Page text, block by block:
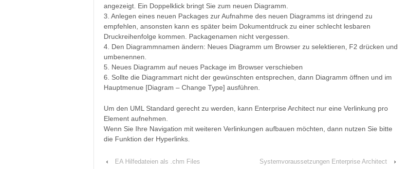
angezeigt. Ein Doppelklick bringt Sie zum neuen Diagramm.
3. Anlegen eines neuen Packages zur Aufnahme des neuen Diagramms ist dringend zu
empfehlen, ansonsten kann es später beim Dokumentdruck zu einer schlecht lesbaren
Druckreihenfolge kommen. Packagenamen nicht vergessen.
4. Den Diagrammnamen ändern: Neues Diagramm um Browser zu selektieren, F2 drücken und
umbenennen.
5. Neues Diagramm auf neues Package im Browser verschieben
6. Sollte die Diagrammart nicht der gewünschten entsprechen, dann Diagramm öffnen und im
Hauptmenue [Diagram – Change Type] ausführen.
Um den UML Standard gerecht zu werden, kann Enterprise Architect nur eine Verlinkung pro
Element aufnehmen.
Wenn Sie Ihre Navigation mit weiteren Verlinkungen aufbauen möchten, dann nutzen Sie bitte
die Funktion der Hyperlinks.
‹ EA Hilfedateien als .chm Files Systemvoraussetzungen Enterprise Architect ›